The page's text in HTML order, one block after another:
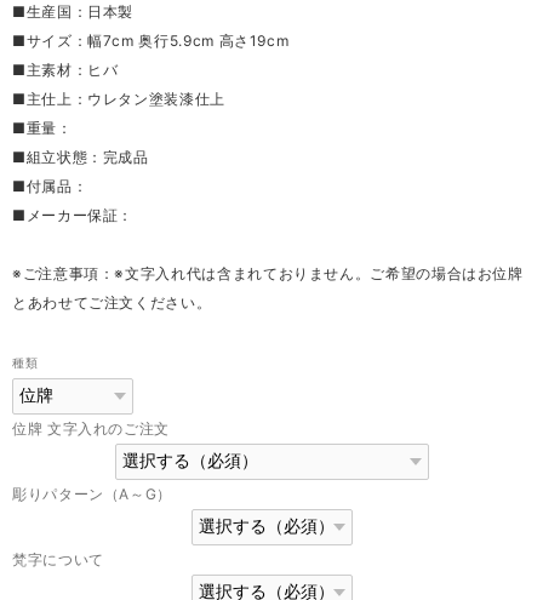
■生産国：日本製
■サイズ：幅7cm 奥行5.9cm 高さ19cm
■主素材：ヒバ
■主仕上：ウレタン塗装漆仕上
■重量：
■組立状態：完成品
■付属品：
■メーカー保証：
※ご注意事項：※文字入れ代は含まれておりません。ご希望の場合はお位牌
とあわせてご注文ください。
種類
位牌 文字入れのご注文
彫りパターン（A～G）
梵字について